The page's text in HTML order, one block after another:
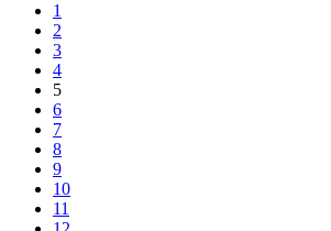
1
2
3
4
5
6
7
8
9
10
11